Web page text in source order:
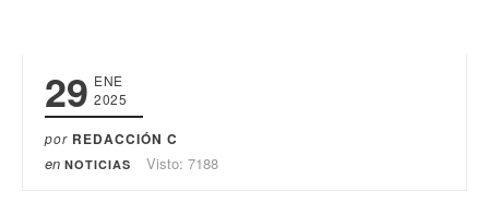
29 ENE
2025
por REDACCIÓN C
en NOTICIAS Visto: 7188